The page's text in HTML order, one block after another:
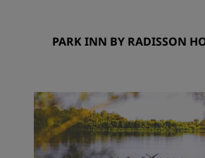
PARK INN BY RADISSON